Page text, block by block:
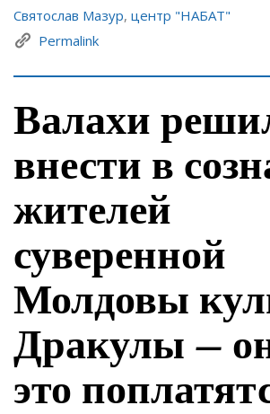
Святослав Мазур, центр "НАБАТ"
Permalink
Валахи
внести в
жителей
суверенной
Молдовы
Дракулы —
это